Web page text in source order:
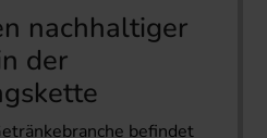
nachhaltiger
der
befindet